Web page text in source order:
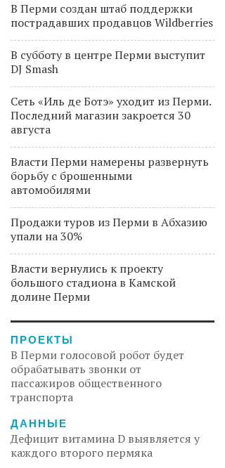
В Перми создан штаб поддержки
пострадавших продавцов Wildberries
В субботу в центре Перми выступит
DJ Smash
Сеть «Иль де Ботэ» уходит из Перми.
Последний магазин закроется 30
августа
Власти Перми намерены развернуть
борьбу с брошенными
автомобилями
Продажи туров из Перми в Абхазию
упали на 30%
Власти вернулись к проекту
большого стадиона в Камской
долине Перми
ПРОЕКТЫ
В Перми голосовой робот будет
обрабатывать звонки от
пассажиров общественного
транспорта
ДАННЫЕ
Дефицит витамина D выявляется у
каждого второго пермяка